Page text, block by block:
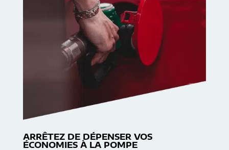
ARRÊTEZ DE DÉPENSER VOS
ÉCONOMIES À LA POMPE